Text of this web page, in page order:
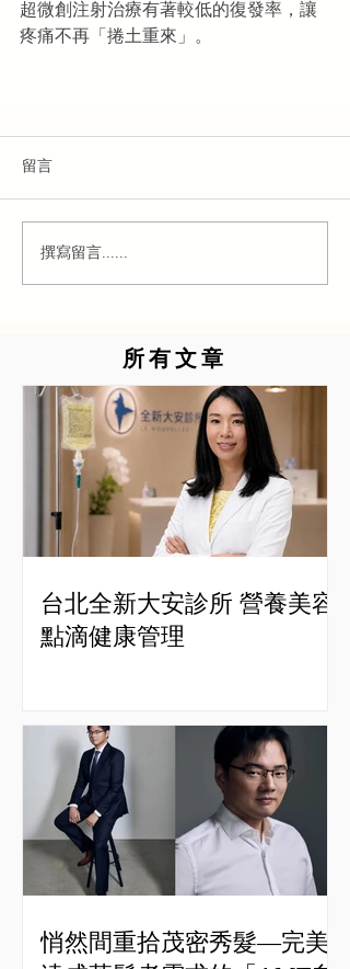
超微創注射治療有著較低的復發率，讓
疼痛不再「捲土重來」。
留言
撰寫留言......
所有文章
台北全新大安診所 營養美容
點滴健康管理
悄然間重拾茂密秀髮—完美